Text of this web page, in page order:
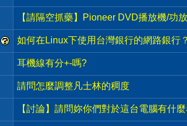
【請隔空抓藥】Pioneer DVD播放機/功
如何在Linux下使用台灣銀行的網路銀行？
耳機線有分+-嗎?
請問怎麼調整凡士林的稠度
【討論】請問妳你們對於這台電腦有什